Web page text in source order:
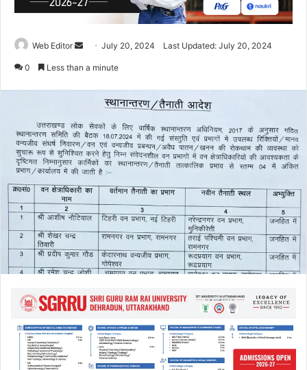
Web Editor
n
e
m
a
July 20, 2024 Last Updated: July 20, 2024
0 Less than a minute